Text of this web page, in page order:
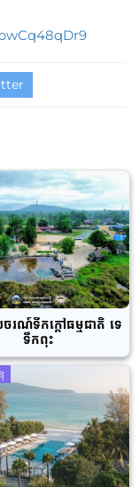
រណ៍ទឹកក្តៅធម្មជាតិ ទេ
ទឹកពុះ